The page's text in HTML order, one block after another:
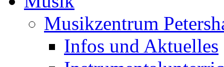
Musikzentrum
Infos und Aktuelles